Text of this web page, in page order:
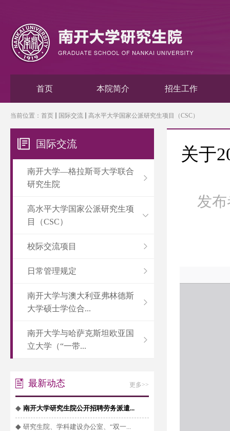
首页 本院简介 招生工作
当前位置： 首页 国际交流 高水平大学国家公派研究生项目（CSC）
国际交流
南开大学—格拉斯哥大学联合
研究生院
高水平大学国家公派研究生项
目（CSC）
校际交流项目
日常管理规定
南开大学与澳大利亚弗林德斯
大学硕士学位合...
南开大学与哈萨克斯坦欧亚国
立大学（“一带...
最新动态 更多>>
◆ 南开大学研究生院公开招聘劳务派遣...
◆ 研究生院、学科建设办公室、“双一...
关于
发